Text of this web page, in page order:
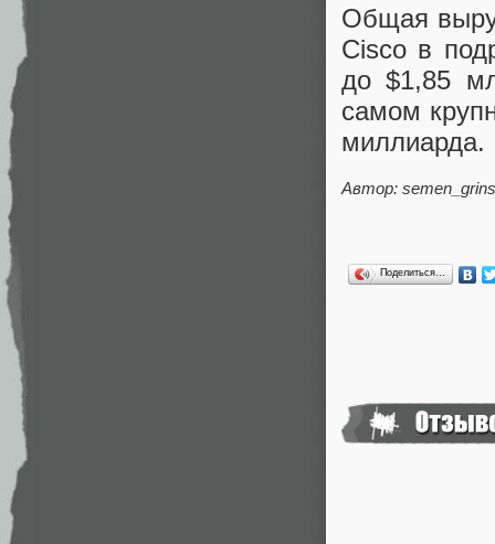
Общая
Cisco в
до $1,85
самом
миллиарда.
Автор:
Поделиться…